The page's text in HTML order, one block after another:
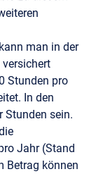
man in der
Stunden pro
In den
Stunden sein.
Jahr (Stand
Betrag können